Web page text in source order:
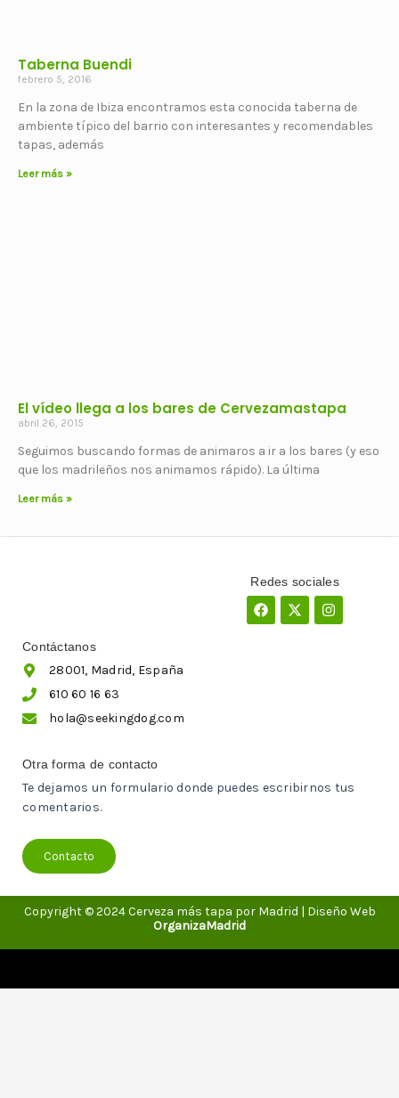
Taberna Buendi
febrero 5, 2016
En la zona de Ibiza encontramos esta conocida taberna de
ambiente típico del barrio con interesantes y recomendables
tapas, además
Leer más »
El vídeo llega a los bares de Cervezamastapa
abril 26, 2015
Seguimos buscando formas de animaros a ir a los bares (y eso
que los madrileños nos animamos rápido). La última
Leer más »
Redes sociales
Facebook
X-
twitter
Instagram
Contáctanos
28001, Madrid, España
610 60 16 63
hola@seekingdog.com
Otra forma de contacto
Te dejamos un formulario donde puedes escribirnos tus
comentarios.
Contacto
Copyright © 2024 Cerveza más tapa por Madrid | Diseño Web
OrganizaMadrid